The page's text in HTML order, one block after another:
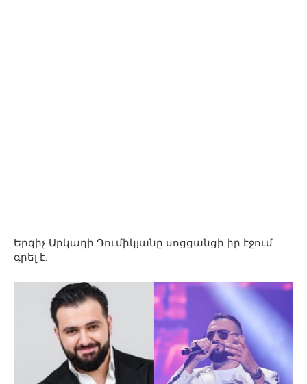
Երգիչ Արկադի Դումիկյանը սոցցանցի իր էջում
գրել է.